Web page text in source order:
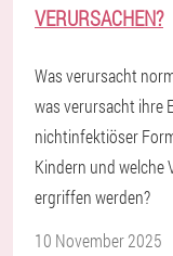
VERURSACHEN?
Was verursacht
was verursacht ihre
nichtinfektiöser
Kindern und welche
ergriffen werden?
10 November 2025